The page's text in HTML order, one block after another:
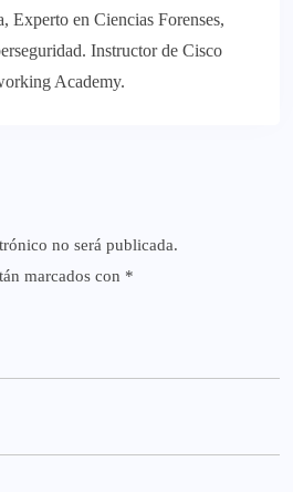
Experto en Ciencias Forenses,
Instructor de Cisco
Academy.
no será publicada.
marcados con *